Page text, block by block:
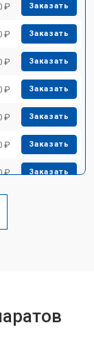
₽ Заказать
₽ Заказать
₽ Заказать
₽ Заказать
₽ Заказать
₽ Заказать
₽ Заказать